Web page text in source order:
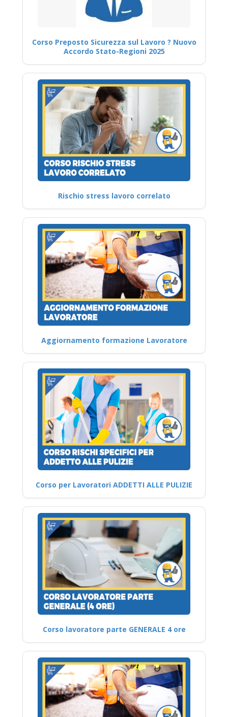
Corso Preposto Sicurezza sul Lavoro ? Nuovo
Accordo Stato-Regioni 2025
Rischio stress lavoro correlato
Aggiornamento formazione Lavoratore
Corso per Lavoratori ADDETTI ALLE PULIZIE
Corso lavoratore parte GENERALE 4 ore